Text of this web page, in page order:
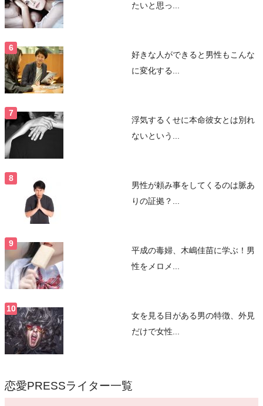
たいと思っ...
好きな人ができると男性もこんな
に変化する...
浮気するくせに本命彼女とは別れ
ないという...
男性が頼み事をしてくるのは脈あ
りの証拠？...
平成の毒婦、木嶋佳苗に学ぶ！男
性をメロメ...
女を見る目がある男の特徴、外見
だけで女性...
恋愛PRESSライター一覧